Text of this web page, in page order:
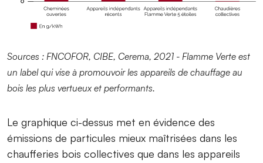
Sources : FNCOFOR, CIBE, Cerema, 2021 - Flamme Verte est
un label qui vise à promouvoir les appareils de chauffage au
bois les plus vertueux et performants.
Le graphique ci-dessus met en évidence des
émissions de particules mieux maîtrisées dans les
chaufferies bois collectives que dans les appareils